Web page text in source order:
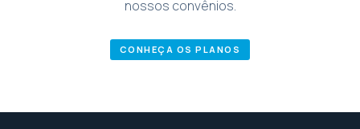
nossos convênios.
CONHEÇA OS PLANOS